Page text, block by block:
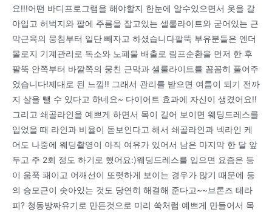
요!!!어떤 바디프로그램을 해야할지 한눈에 알수있으면서 옷을 갈
아입고 허벅지와 팔에 주름을 잡고있는 셀룰라이트와 굳어있는 근
막근육의 뭉침부터 일단 빼자고 하셨습니다팔뚝 부유분들은 엔더
몰로지 기계관리로 독소와 노폐물 배출로 림프순환을 먼저 한 후
팔뚝 안쪽부터 바깥쪽의 뭉친 근막과 셀룰라이트를 꼼꼼히 풀어주
었습니다!제대로 된 느낌!! 그래서 관리를 받으면 여름이 되기 전까
지 살을 뺄 수 있다고 하네요~ 다이어트 효과에 자신이 생겼어요!!
그리고 쇄골라인을 예쁘게 하면서 목이 길어 보이면 웨딩드레스를
입었을 때 라인과 비율이 돋보인다고 해서 쇄골라인과 넥라인 케
어도 나중에 웨딩촬영이 아직 여유가 있어서 남은 마지막 한 달 앞
두고 주 2회 정도 하기로 했어요:)웨딩드레스를 입으면 요즘은 등
이 움푹 패이고 어깨선이 또렷하게 보이는 경우가 많기 때문에 등
의 승모근이 솟아있는 것도 당연히 해결해 준다고~~브론즈 테라
피? 청동방짜유기로 만든것으로 미리 쑥처럼 예쁘게 만들어서 목